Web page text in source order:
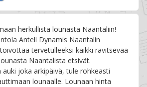
herkullista lounasta Naantaliin!
Antell Dynamis Naantalin
tervetulleeksi kaikki ravitsevaa
Naantalista etsivät.
joka arkipäivä, tule rohkeasti
lounaalle. Lounaan hinta